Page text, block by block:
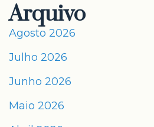
Arquivo
Agosto 2026
Julho 2026
Junho 2026
Maio 2026